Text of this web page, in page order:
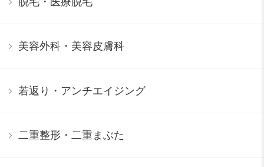
美容外科・美容皮膚科
若返り・アンチエイジング
二重整形・二重まぶた